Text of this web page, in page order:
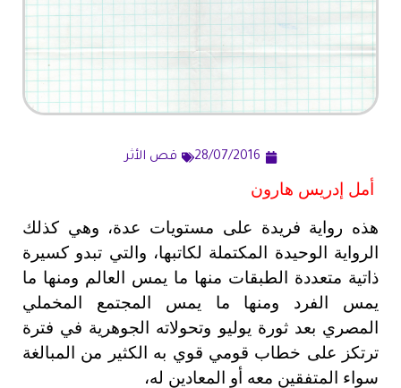
28/07/2016 قص الأثر
أمل إدريس هارون
هذه رواية فريدة على مستويات عدة، وهي كذلك
الرواية الوحيدة المكتملة لكاتبها، والتي تبدو كسيرة
ذاتية متعددة الطبقات منها ما يمس العالم ومنها ما
يمس الفرد ومنها ما يمس المجتمع المخملي
المصري بعد ثورة يوليو وتحولاته الجوهرية في فترة
ترتكز على خطاب قومي قوي به الكثير من المبالغة
سواء المتفقين معه أو المعادين له،